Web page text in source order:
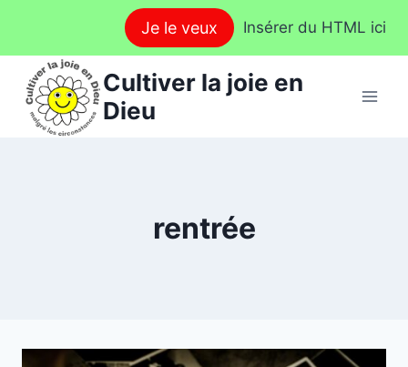
contenu
Je le veux Insérer du HTML ici
Cultiver la joie en
Dieu
rentrée